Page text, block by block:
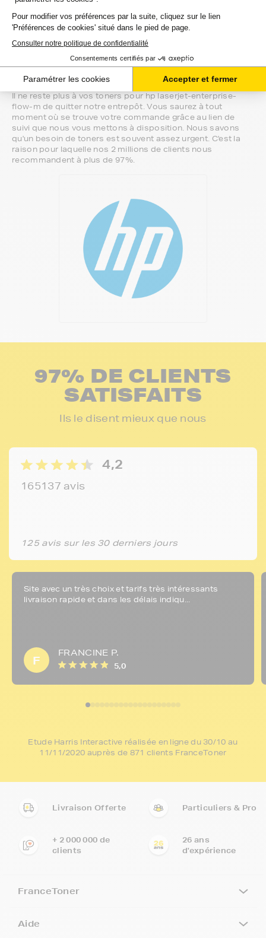
Notre équipe de conseillers saura vous accompagner sur le
meilleur choix ou sur l'installation de vos toners. Ils sont
disponibles soit par message au sein de votre espace client
Une fois votre choix effectué, votre paiement est effectué
de manière complètement sécurisée. Plusieurs moyens de
paiements sont proposés selon vos besoins.
Il ne reste plus à vos toners pour hp laserjet-enterprise-
flow-m de quitter notre entrepôt. Vous saurez à tout
moment où se trouve votre commande grâce au lien de
suivi que nous vous mettons à disposition. Nous savons
qu'un besoin de toners est souvent assez urgent. C'est la
raison pour laquelle nos 2 millions de clients nous
recommandent à plus de 97%.
97% DE CLIENTS
SATISFAITS
Ils le disent mieux que nous
4,2
165137 avis
125 avis sur les 30 derniers jours
Site avec un très choix et tarifs très intéressants
livraison rapide et dans les délais indiqu...
F
FRANCINE P.
5,0
Etude Harris Interactive réalisée en ligne du 30/10 au
11/11/2020 auprès de 871 clients FranceToner
Livraison Offerte Particuliers & Pro
+ 2 000 000 de
clients
26 ans
d'expérience
FranceToner
Aide